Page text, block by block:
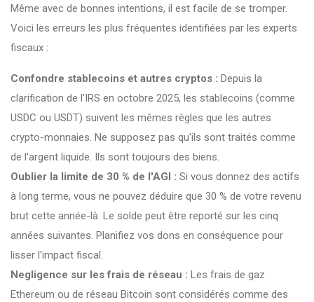
Même avec de bonnes intentions, il est facile de se tromper.
Voici les erreurs les plus fréquentes identifiées par les experts
fiscaux :
Confondre stablecoins et autres cryptos : Depuis la
clarification de l'IRS en octobre 2025, les stablecoins (comme
USDC ou USDT) suivent les mêmes règles que les autres
crypto-monnaies. Ne supposez pas qu'ils sont traités comme
de l'argent liquide. Ils sont toujours des biens.
Oublier la limite de 30 % de l'AGI : Si vous donnez des actifs
à long terme, vous ne pouvez déduire que 30 % de votre revenu
brut cette année-là. Le solde peut être reporté sur les cinq
années suivantes. Planifiez vos dons en conséquence pour
lisser l'impact fiscal.
Negligence sur les frais de réseau : Les frais de gaz
Ethereum ou de réseau Bitcoin sont considérés comme des